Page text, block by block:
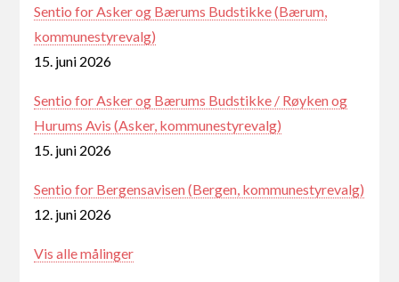
Sentio for Asker og Bærums Budstikke (Bærum,
kommunestyrevalg)
15. juni 2026
Sentio for Asker og Bærums Budstikke / Røyken og
Hurums Avis (Asker, kommunestyrevalg)
15. juni 2026
Sentio for Bergensavisen (Bergen, kommunestyrevalg)
12. juni 2026
Vis alle målinger